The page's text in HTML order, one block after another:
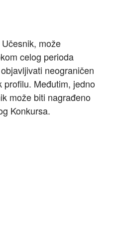
može
celog perioda
neograničen
profilu. Međutim, jedno
može biti nagrađeno
Konkursa.